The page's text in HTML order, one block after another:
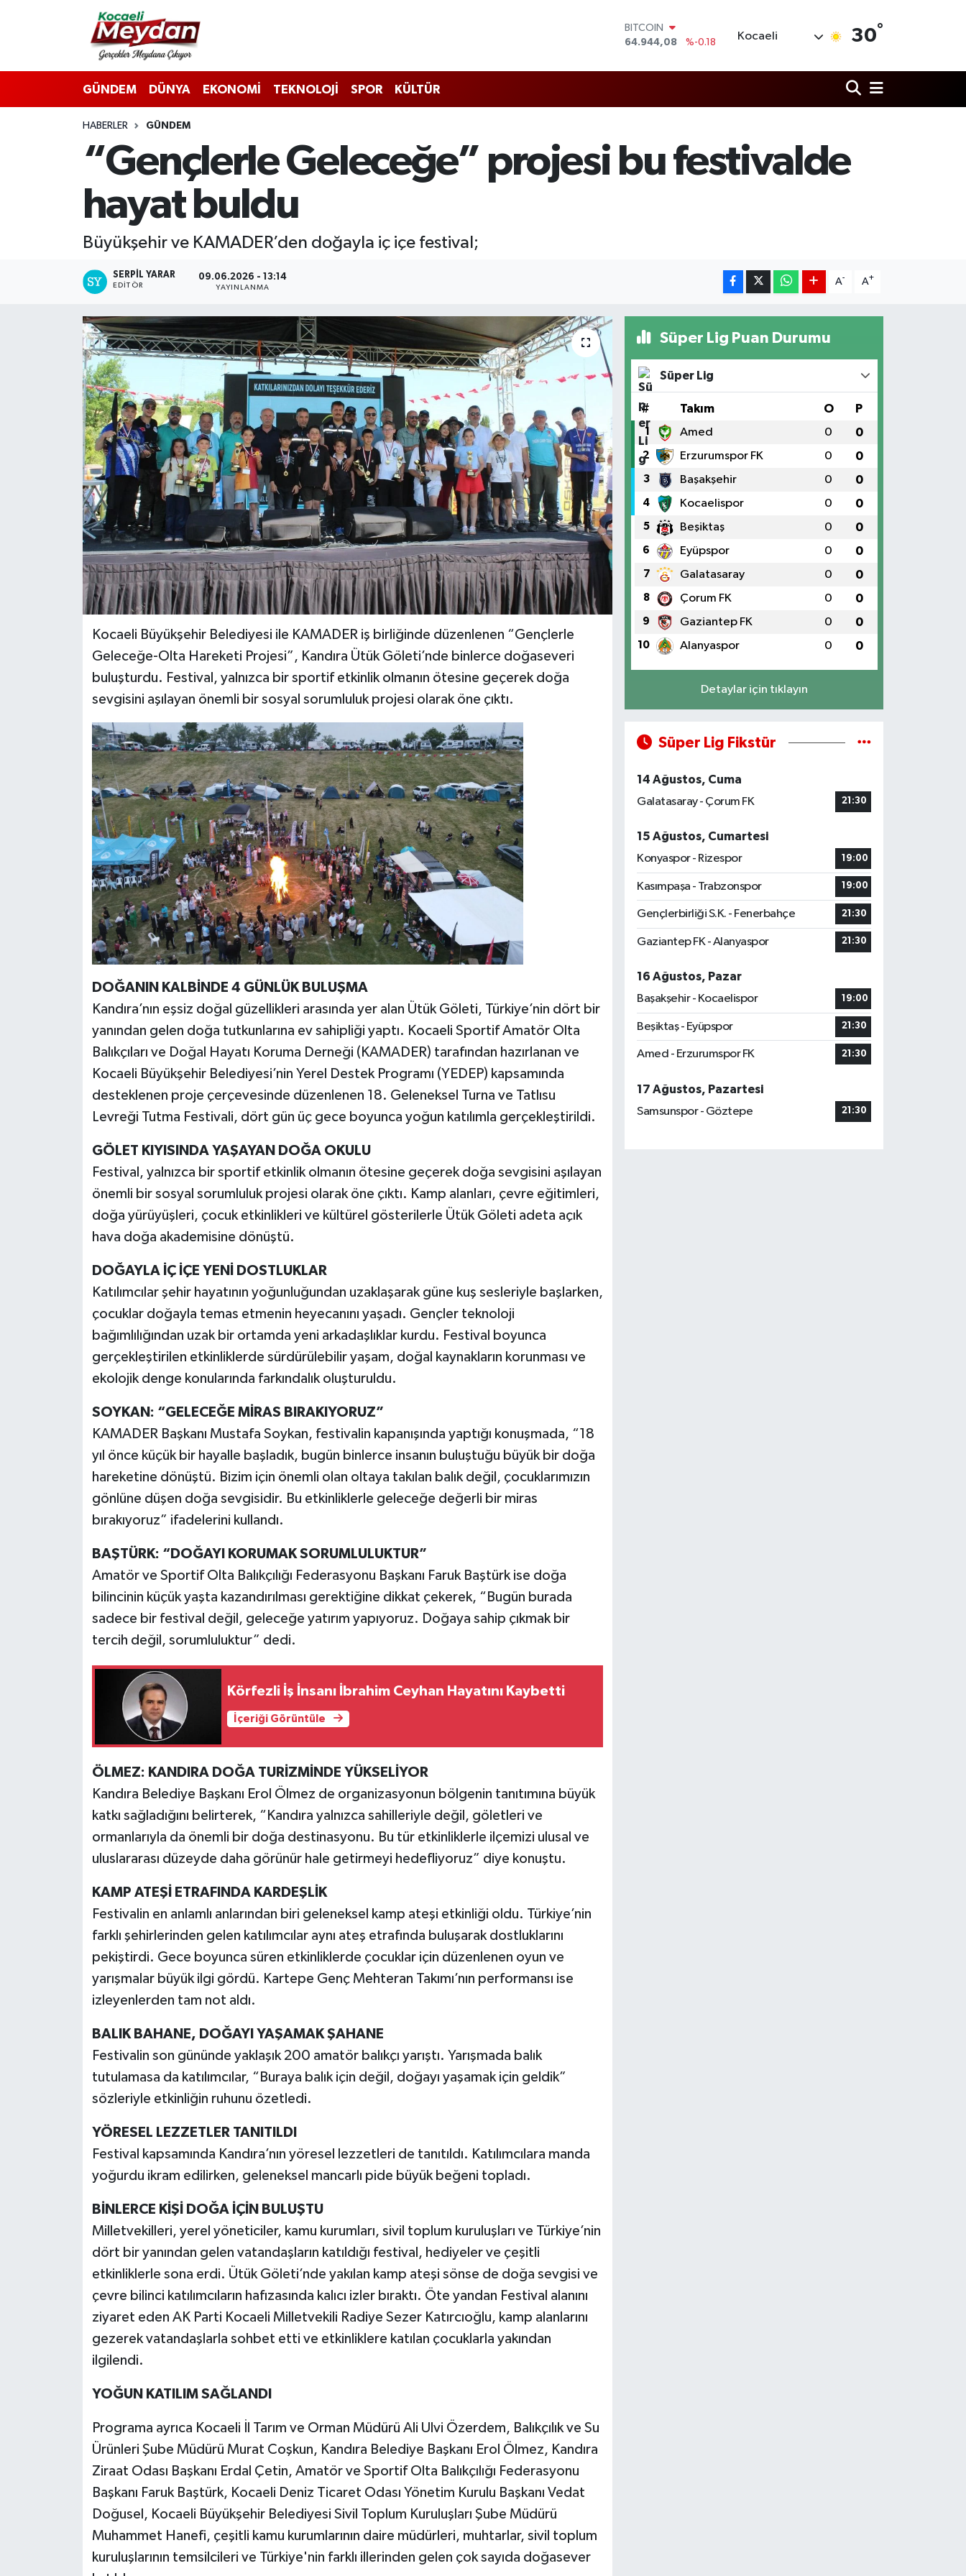
DOLAR
47,7436
%0.18
55,2510
%0.32
BİST100
13.779
%-14
BITCOIN
Kocaeli 30°
GÜNDEM DÜNYA EKONOMİ TEKNOLOJİ SPOR KÜLTÜR
HABERLER GÜNDEM
“Gençlerle Geleceğe” projesi bu festivalde
hayat buldu
Büyükşehir ve KAMADER’den doğayla iç içe festival;
SERPİL YARAR
EDITÖR
09.06.2026 - 13:14
YAYINLANMA
A- A+
Kocaeli Büyükşehir Belediyesi ile KAMADER iş birliğinde düzenlenen “Gençlerle
Geleceğe-Olta Hareketi Projesi”, Kandıra Ütük Göleti’nde binlerce doğaseveri
buluşturdu. Festival, yalnızca bir sportif etkinlik olmanın ötesine geçerek doğa
sevgisini aşılayan önemli bir sosyal sorumluluk projesi olarak öne çıktı.
DOĞANIN KALBİNDE 4 GÜNLÜK BULUŞMA
Kandıra’nın eşsiz doğal güzellikleri arasında yer alan Ütük Göleti, Türkiye’nin dört bir
yanından gelen doğa tutkunlarına ev sahipliği yaptı. Kocaeli Sportif Amatör Olta
Balıkçıları ve Doğal Hayatı Koruma Derneği (KAMADER) tarafından hazırlanan ve
Kocaeli Büyükşehir Belediyesi’nin Yerel Destek Programı (YEDEP) kapsamında
desteklenen proje çerçevesinde düzenlenen 18. Geleneksel Turna ve Tatlısu
Levreği Tutma Festivali, dört gün üç gece boyunca yoğun katılımla gerçekleştirildi.
GÖLET KIYISINDA YAŞAYAN DOĞA OKULU
Festival, yalnızca bir sportif etkinlik olmanın ötesine geçerek doğa sevgisini aşılayan
önemli bir sosyal sorumluluk projesi olarak öne çıktı. Kamp alanları, çevre eğitimleri,
doğa yürüyüşleri, çocuk etkinlikleri ve kültürel gösterilerle Ütük Göleti adeta açık
hava doğa akademisine dönüştü.
DOĞAYLA İÇ İÇE YENİ DOSTLUKLAR
Katılımcılar şehir hayatının yoğunluğundan uzaklaşarak güne kuş sesleriyle başlarken,
çocuklar doğayla temas etmenin heyecanını yaşadı. Gençler teknoloji
bağımlılığından uzak bir ortamda yeni arkadaşlıklar kurdu. Festival boyunca
gerçekleştirilen etkinliklerde sürdürülebilir yaşam, doğal kaynakların korunması ve
ekolojik denge konularında farkındalık oluşturuldu.
SOYKAN: “GELECEĞE MİRAS BIRAKIYORUZ”
KAMADER Başkanı Mustafa Soykan, festivalin kapanışında yaptığı konuşmada, “18
yıl önce küçük bir hayalle başladık, bugün binlerce insanın buluştuğu büyük bir doğa
hareketine dönüştü. Bizim için önemli olan oltaya takılan balık değil, çocuklarımızın
gönlüne düşen doğa sevgisidir. Bu etkinliklerle geleceğe değerli bir miras
bırakıyoruz” ifadelerini kullandı.
BAŞTÜRK: “DOĞAYI KORUMAK SORUMLULUKTUR”
Amatör ve Sportif Olta Balıkçılığı Federasyonu Başkanı Faruk Baştürk ise doğa
bilincinin küçük yaşta kazandırılması gerektiğine dikkat çekerek, “Bugün burada
sadece bir festival değil, geleceğe yatırım yapıyoruz. Doğaya sahip çıkmak bir
tercih değil, sorumluluktur” dedi.
Körfezli İş İnsanı İbrahim Ceyhan Hayatını Kaybetti
İçeriği Görüntüle
ÖLMEZ: KANDIRA DOĞA TURİZMİNDE YÜKSELİYOR
Kandıra Belediye Başkanı Erol Ölmez de organizasyonun bölgenin tanıtımına büyük
katkı sağladığını belirterek, “Kandıra yalnızca sahilleriyle değil, göletleri ve
ormanlarıyla da önemli bir doğa destinasyonu. Bu tür etkinliklerle ilçemizi ulusal ve
uluslararası düzeyde daha görünür hale getirmeyi hedefliyoruz” diye konuştu.
KAMP ATEŞİ ETRAFINDA KARDEŞLİK
Festivalin en anlamlı anlarından biri geleneksel kamp ateşi etkinliği oldu. Türkiye’nin
farklı şehirlerinden gelen katılımcılar aynı ateş etrafında buluşarak dostluklarını
pekiştirdi. Gece boyunca süren etkinliklerde çocuklar için düzenlenen oyun ve
yarışmalar büyük ilgi gördü. Kartepe Genç Mehteran Takımı’nın performansı ise
izleyenlerden tam not aldı.
BALIK BAHANE, DOĞAYI YAŞAMAK ŞAHANE
Festivalin son gününde yaklaşık 200 amatör balıkçı yarıştı. Yarışmada balık
tutulamasa da katılımcılar, “Buraya balık için değil, doğayı yaşamak için geldik”
sözleriyle etkinliğin ruhunu özetledi.
YÖRESEL LEZZETLER TANITILDI
Festival kapsamında Kandıra’nın yöresel lezzetleri de tanıtıldı. Katılımcılara manda
yoğurdu ikram edilirken, geleneksel mancarlı pide büyük beğeni topladı.
BİNLERCE KİŞİ DOĞA İÇİN BULUŞTU
Milletvekilleri, yerel yöneticiler, kamu kurumları, sivil toplum kuruluşları ve Türkiye’nin
dört bir yanından gelen vatandaşların katıldığı festival, hediyeler ve çeşitli
etkinliklerle sona erdi. Ütük Göleti’nde yakılan kamp ateşi sönse de doğa sevgisi ve
çevre bilinci katılımcıların hafızasında kalıcı izler bıraktı. Öte yandan Festival alanını
ziyaret eden AK Parti Kocaeli Milletvekili Radiye Sezer Katırcıoğlu, kamp alanlarını
gezerek vatandaşlarla sohbet etti ve etkinliklere katılan çocuklarla yakından
ilgilendi.
YOĞUN KATILIM SAĞLANDI
Programa ayrıca Kocaeli İl Tarım ve Orman Müdürü Ali Ulvi Özerdem, Balıkçılık ve Su
Ürünleri Şube Müdürü Murat Coşkun, Kandıra Belediye Başkanı Erol Ölmez, Kandıra
Ziraat Odası Başkanı Erdal Çetin, Amatör ve Sportif Olta Balıkçılığı Federasyonu
Başkanı Faruk Baştürk, Kocaeli Deniz Ticaret Odası Yönetim Kurulu Başkanı Vedat
Doğusel, Kocaeli Büyükşehir Belediyesi Sivil Toplum Kuruluşları Şube Müdürü
Muhammet Hanefi, çeşitli kamu kurumlarının daire müdürleri, muhtarlar, sivil toplum
kuruluşlarının temsilcileri ve Türkiye'nin farklı illerinden gelen çok sayıda doğasever
Süper Lig Puan Durumu
Süper Lig
# Takım O P
1 Amed 0 0
2 Erzurumspor FK 0 0
3 Başakşehir 0 0
4 Kocaelispor 0 0
5 Beşiktaş 0 0
6 Eyüpspor 0 0
7 Galatasaray 0 0
8 Çorum FK 0 0
9 Gaziantep FK 0 0
10 Alanyaspor 0 0
Detaylar için tıklayın
Süper Lig Fikstür
14 Ağustos, Cuma
Galatasaray - Çorum FK
21:30
15 Ağustos, Cumartesi
Konyaspor - Rizespor
19:00
Kasımpaşa - Trabzonspor 19:00
Gençlerbirliği S.K. - Fenerbahçe 21:30
Gaziantep FK - Alanyaspor 21:30
16 Ağustos, Pazar
Başakşehir - Kocaelispor
19:00
Beşiktaş - Eyüpspor 21:30
Amed - Erzurumspor FK 21:30
17 Ağustos, Pazartesi
Samsunspor - Göztepe
21:30
Nöbetçi Eczaneler
Hava Durumu
Trafik Durumu
Süper Lig Puan Durumu ve Fikstür
Tüm Manşetler
Son Dakika Haberleri
Haber Arşivi